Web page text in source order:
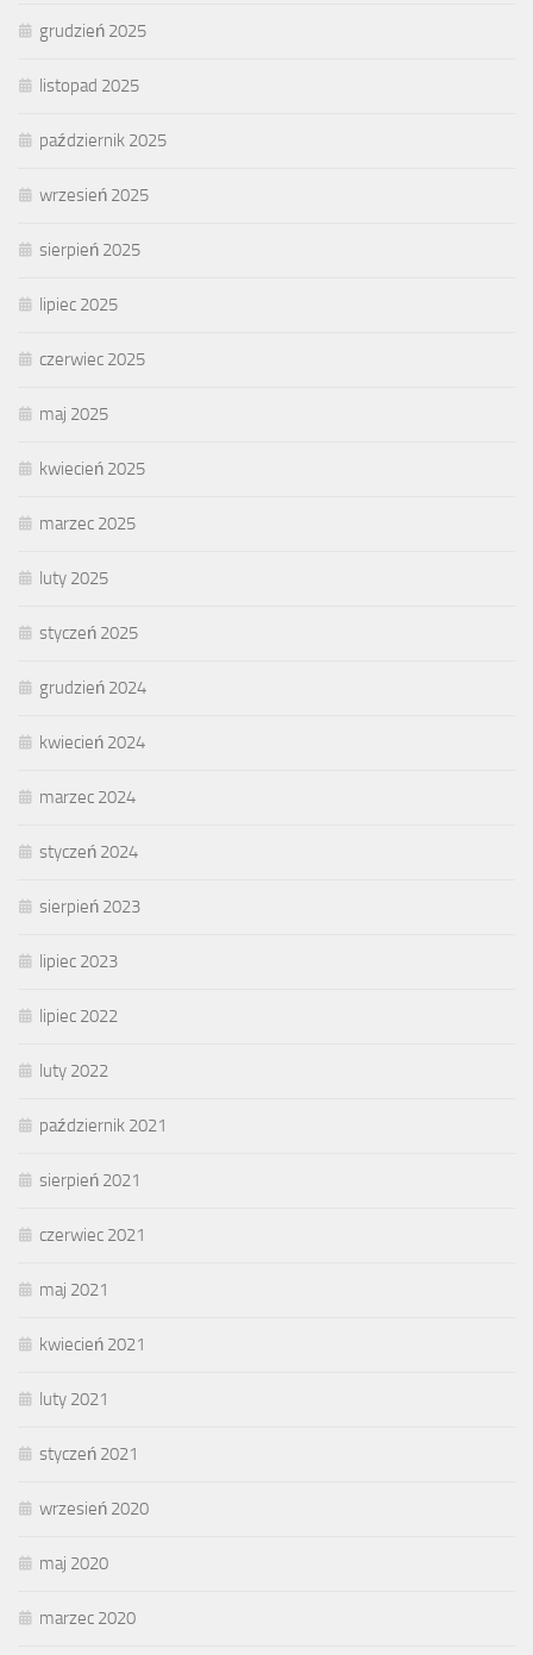
grudzień 2025
listopad 2025
październik 2025
wrzesień 2025
sierpień 2025
lipiec 2025
czerwiec 2025
maj 2025
kwiecień 2025
marzec 2025
luty 2025
styczeń 2025
grudzień 2024
kwiecień 2024
marzec 2024
styczeń 2024
sierpień 2023
lipiec 2023
lipiec 2022
luty 2022
październik 2021
sierpień 2021
czerwiec 2021
maj 2021
kwiecień 2021
luty 2021
styczeń 2021
wrzesień 2020
maj 2020
marzec 2020